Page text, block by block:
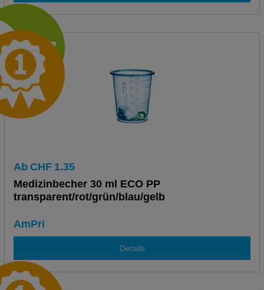
Ab CHF 1.35
Medizinbecher 30 ml ECO PP
transparent/rot/grün/blau/gelb
AmPri
Details